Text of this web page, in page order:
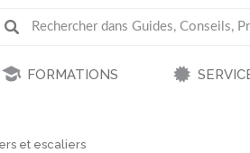
FORMATIONS
et escaliers